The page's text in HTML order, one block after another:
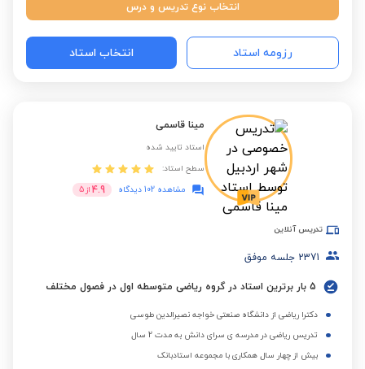
انتخاب نوع تدریس و درس
رزومه استاد انتخاب استاد
مینا قاسمی
استاد تایید شده
سطح استاد:
مشاهده 102 دیدگاه
4.9 از 5
تدریس آنلاین
2371 جلسه موفق
5 بار برترین استاد در گروه ریاضی متوسطه اول در فصول مختلف
دکترا ریاضی از دانشگاه صنعتی خواجه نصیرالدین طوسی
تدریس ریاضی در مدرسه ی سرای دانش به مدت 2 سال
بیش از چهار سال همکاری با مجموعه استادبانک